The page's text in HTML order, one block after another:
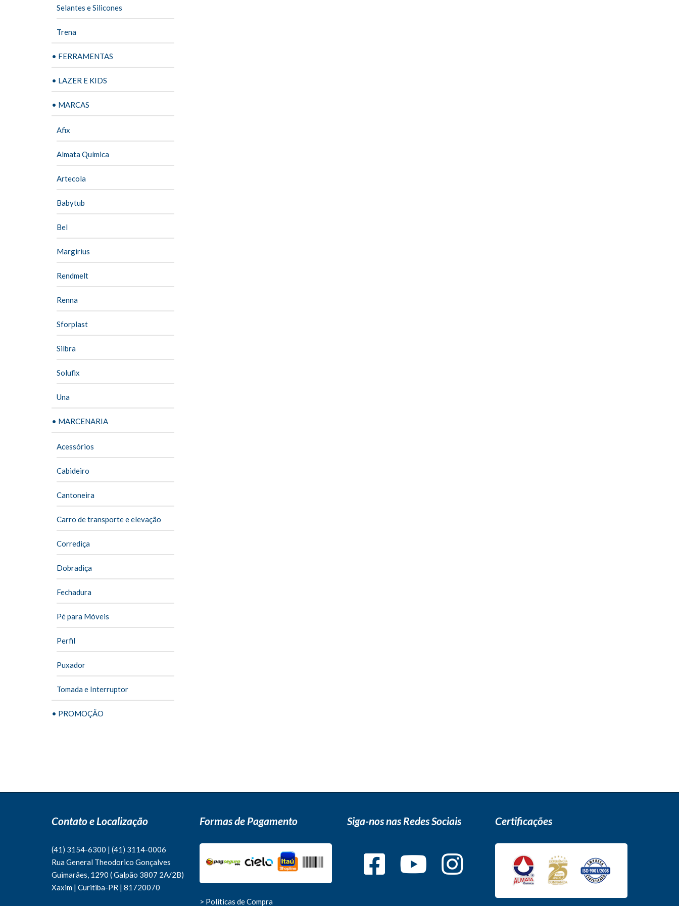
Selantes e Silicones
Trena
• FERRAMENTAS
• LAZER E KIDS
• MARCAS
Afix
Almata Química
Artecola
Babytub
Bel
Margirius
Rendmelt
Renna
Sforplast
Silbra
Solufix
Una
• MARCENARIA
Acessórios
Cabideiro
Cantoneira
Carro de transporte e elevação
Corrediça
Dobradiça
Fechadura
Pé para Móveis
Perfil
Puxador
Tomada e Interruptor
• PROMOÇÃO
Contato e Localização
(41) 3154-6300 | (41) 3114-0006
Rua General Theodorico Gonçalves
Guimarães, 1290 ( Galpão 3807 2A/2B)
Xaxim | Curitiba-PR | 81720070
Formas de Pagamento
> Politicas de Compra
Siga-nos nas Redes Sociais Certificações